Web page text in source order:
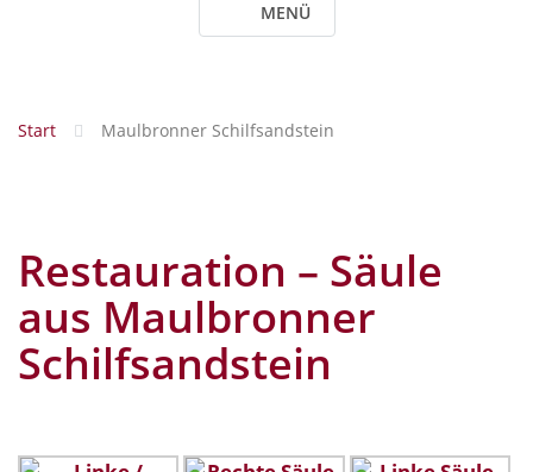
MENÜ
Start Maulbronner Schilfsandstein
Restauration – Säule
aus Maulbronner
Schilfsandstein